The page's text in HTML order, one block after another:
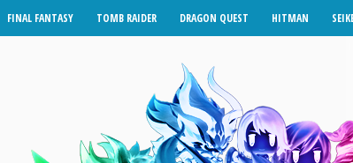
FINAL FANTASY TOMB RAIDER DRAGON QUEST HITMAN